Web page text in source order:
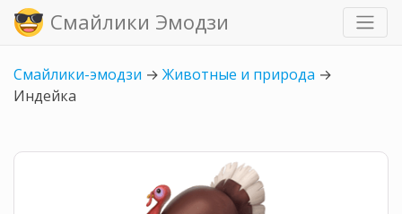
Смайлики Эмодзи
Смайлики-эмодзи → Животные и природа →
Индейка